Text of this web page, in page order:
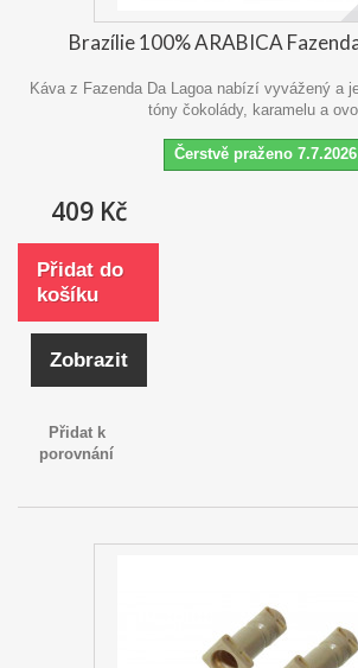
Brazílie 100% ARABICA
Káva z Fazenda Da Lagoa nabízí vyvážený a
tóny čokolády, karamelu a
Čerstvě praženo 7.7.2026
409 Kč
Přidat do
košíku
Zobrazit
Přidat k
porovnání